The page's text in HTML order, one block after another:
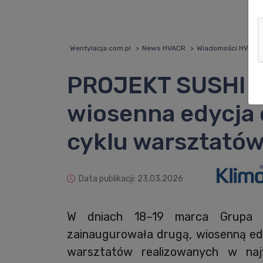
Wentylacja.com.pl News HVACR Wiadomości HVACR
PROJEKT SUSHI
wiosenna
cyklu
Data publikacji: 23.03.2026
W dniach 18–19 marca Grupa
zainaugurowała drugą, wiosenną
warsztatów realizowanych w